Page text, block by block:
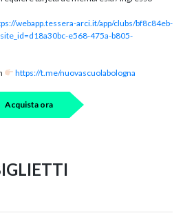
webapp.tessera-arci.it/app/clubs/bf8c84eb-
e568-475a-b805-
https://t.me/nuovascuolabologna
Acquista ora